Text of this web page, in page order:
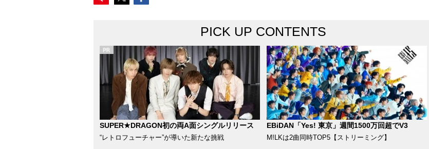
PICK UP CONTENTS
SUPER★DRAGON初の両A面シングルリリース
“レトロフューチャー”が導いた新たな挑戦
EBiDAN「Yes! 東京」週間1500万回超でV3
M!LKは2曲同時TOP5【ストリーミング】